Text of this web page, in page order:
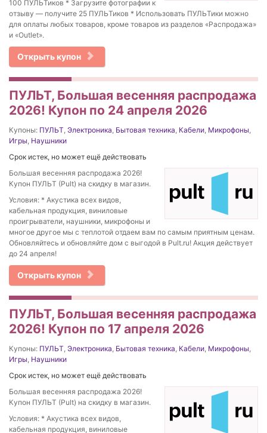
100 ПУЛЬТиков * Загрузите фотографии к
отзыву — получите 25 ПУЛЬТиков * Использовать ПУЛЬТики можно
для оплаты любых товаров, кроме товаров из разделов «Распродажа»
и «Outlet».
Открыть купон
ПУЛЬТ, Большая весенняя распродажа
2026! Купон по 24 апреля 2026
Купоны: ПУЛЬТ Электроника Бытовая техника Кабели Микрофоны
Игры Наушники
Срок истек, но может ещё действовать
Большая весенняя распродажа 2026!
Купон ПУЛЬТ (Pult) на скидку в магазин.
Условия: * Акустика всех видов,
кабельная продукция, виниловые
проигрыватели, наушники, микрофоны и
многое другое мы с теплотой отдаем вам по самым приятным ценам.
Обновляйтесь и обновляйте дом с выгодой в Pult.ru! Акция действует
до 24 апреля!
Открыть купон
ПУЛЬТ, Большая весенняя распродажа
2026! Купон по 17 апреля 2026
Купоны: ПУЛЬТ Электроника Бытовая техника Кабели Микрофоны
Игры Наушники
Срок истек, но может ещё действовать
Большая весенняя распродажа 2026!
Купон ПУЛЬТ (Pult) на скидку в магазин.
Условия: * Акустика всех видов,
кабельная продукция, виниловые